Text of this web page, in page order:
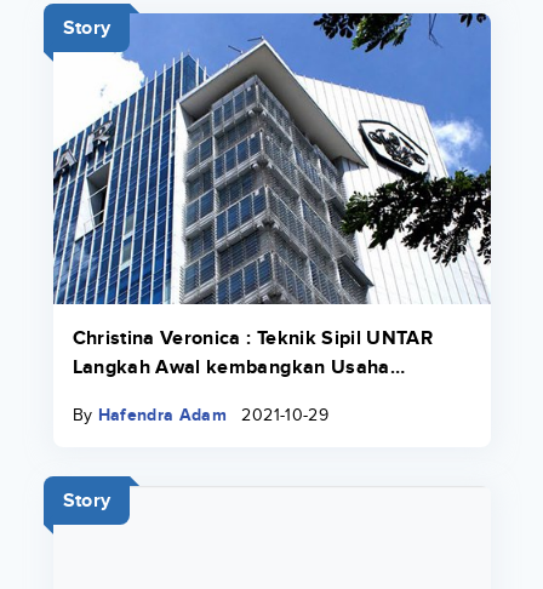
Story
Christina Veronica : Teknik Sipil UNTAR
Langkah Awal kembangkan Usaha
By Hafendra Adam 2021-10-29
Story